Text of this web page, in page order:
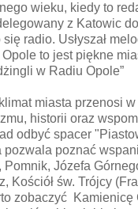
wieku, kiedy to
z Katowic
się radio. Usłyszał
to jest piękne
w Radiu Opole”
miasta przenosi w
historii oraz
odbyć spacer
pozwala poznać
Pomnik, Józefa
Kościół św. Trójcy
zobaczyć Kamienicę